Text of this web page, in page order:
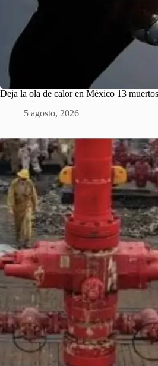
Deja la ola de calor en México 13
5 agosto, 2026